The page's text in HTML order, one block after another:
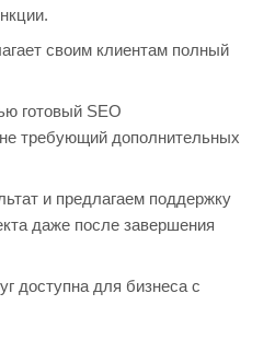
своим клиентам полный
готовый SEO
требующий дополнительных
и предлагаем поддержку
даже после завершения
доступна для бизнеса с